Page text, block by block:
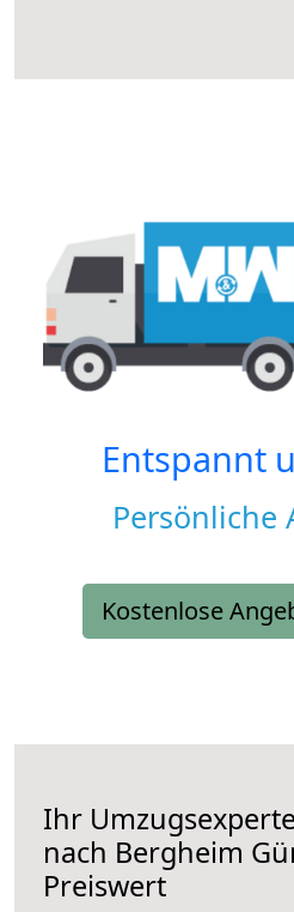
Entspannt
Persönliche
Kostenlose
Ihr
nach Bergheim
Preiswert